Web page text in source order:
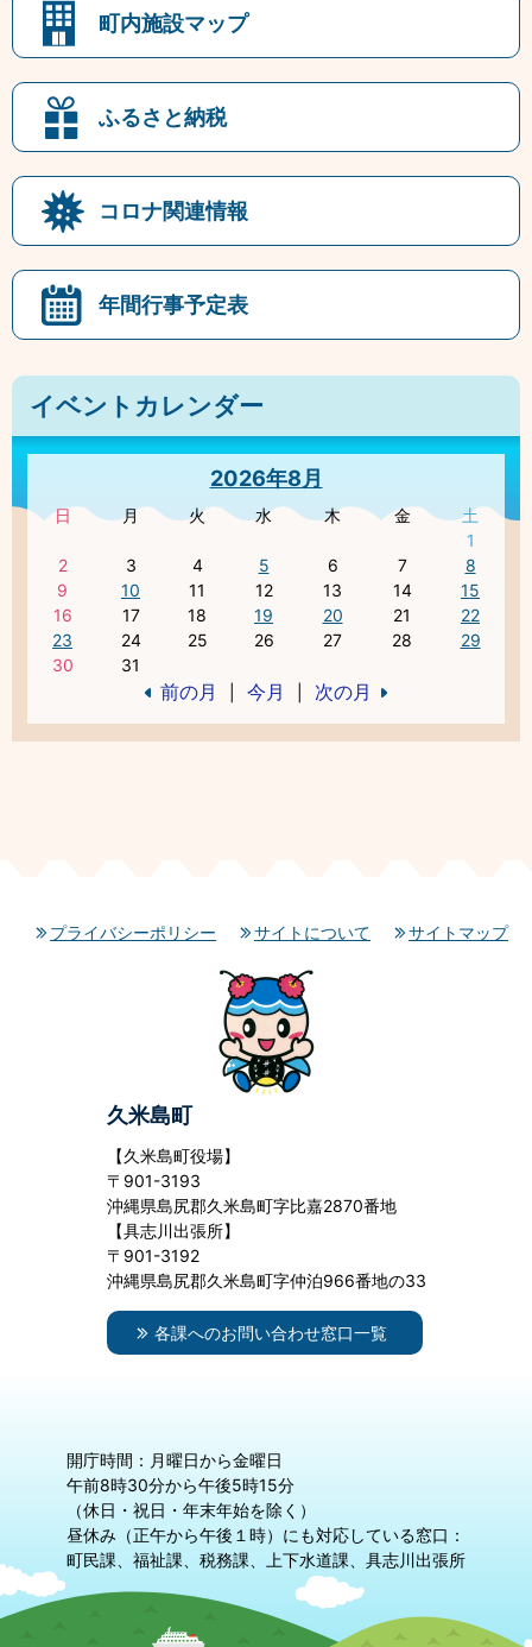
町内施設マップ
ふるさと納税
コロナ関連情報
年間行事予定表
イベントカレンダー
2026年8月
日 月 火 水 木 金
土
1
2
3 4 5 6 7
8
9
10 11 12 13 14
15
16
17 18 19 20 21
22
23
24 25 26 27 28
29
30
31
前の月 今月 次の月
プライバシーポリシー サイトについて サイトマップ
久米島町
【久米島町役場】
〒901-3193
沖縄県島尻郡久米島町字比嘉2870番地
【具志川出張所】
〒901-3192
沖縄県島尻郡久米島町字仲泊966番地の33
各課へのお問い合わせ窓口一覧
開庁時間：月曜日から金曜日
午前8時30分から午後5時15分
（休日・祝日・年末年始を除く）
昼休み（正午から午後１時）にも対応している窓口：
町民課、福祉課、税務課、上下水道課、具志川出張所